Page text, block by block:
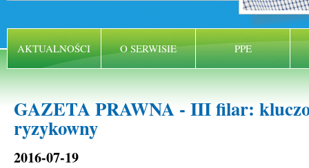
AKTUALNOŚCI O SERWISIE PPE
GAZETA PRAWNA - III filar:
ryzykowny
2016-07-19